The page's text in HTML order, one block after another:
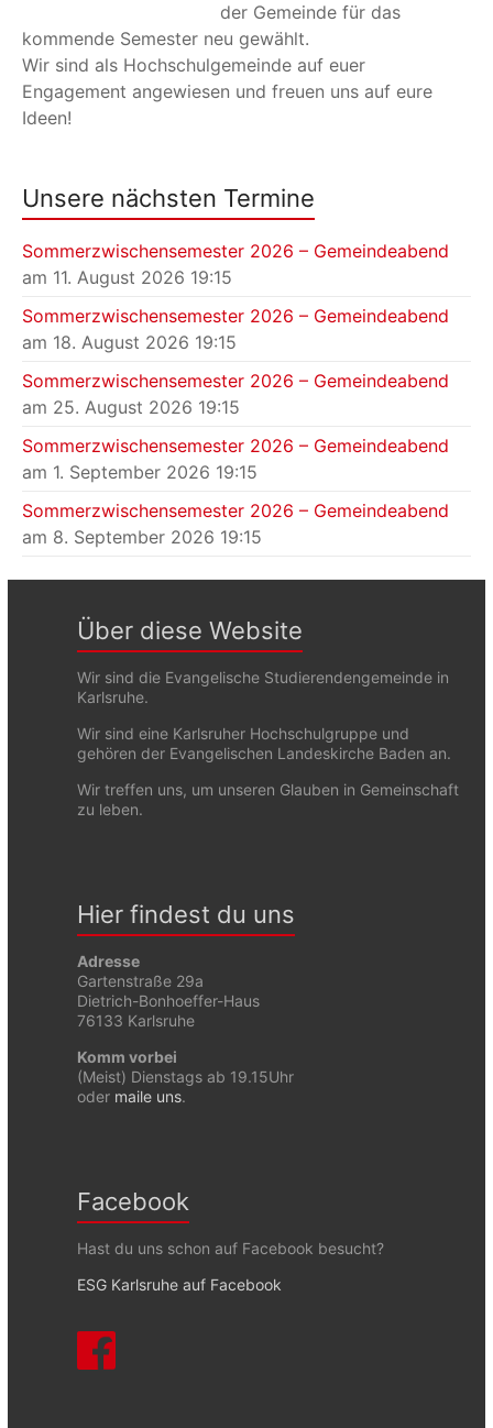
der Gemeinde für das
kommende Semester neu gewählt.
Wir sind als Hochschulgemeinde auf euer
Engagement angewiesen und freuen uns auf eure
Ideen!
Unsere nächsten Termine
Sommerzwischensemester 2026 – Gemeindeabend
am 11. August 2026 19:15
Sommerzwischensemester 2026 – Gemeindeabend
am 18. August 2026 19:15
Sommerzwischensemester 2026 – Gemeindeabend
am 25. August 2026 19:15
Sommerzwischensemester 2026 – Gemeindeabend
am 1. September 2026 19:15
Sommerzwischensemester 2026 – Gemeindeabend
am 8. September 2026 19:15
Über diese Website
Wir sind die Evangelische Studierendengemeinde in
Karlsruhe.
Wir sind eine Karlsruher Hochschulgruppe und
gehören der Evangelischen Landeskirche Baden an.
Wir treffen uns, um unseren Glauben in Gemeinschaft
zu leben.
Hier findest du uns
Adresse
Gartenstraße 29a
Dietrich-Bonhoeffer-Haus
76133 Karlsruhe
Komm vorbei
(Meist) Dienstags ab 19.15Uhr
oder maile uns.
Facebook
Hast du uns schon auf Facebook besucht?
ESG Karlsruhe auf Facebook